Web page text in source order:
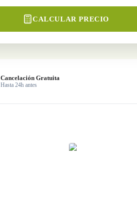
CALCULAR PRECIO
Cancelación Gratuita
Hasta 24h antes